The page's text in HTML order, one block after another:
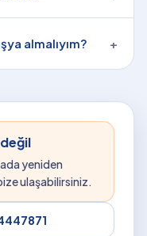
almalıyım? +
yeniden
ulaşabilirsiniz.